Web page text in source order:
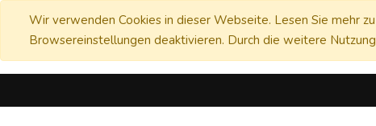
Wir verwenden Cookies in dieser Webseite. Lesen Sie mehr
Browsereinstellungen deaktivieren. Durch die weitere